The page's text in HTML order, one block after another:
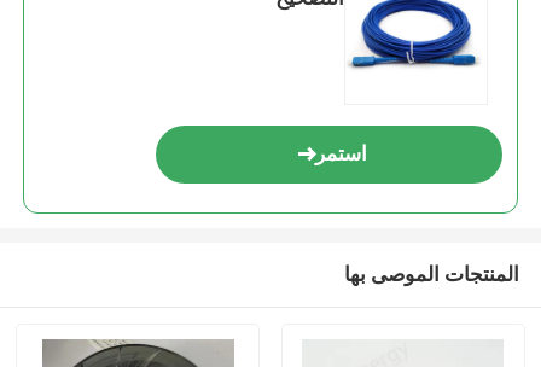
استمر
المنتجات الموصى بها